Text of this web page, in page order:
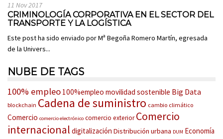
11 Nov 2017
CRIMINOLOGÍA CORPORATIVA EN EL SECTOR DEL
TRANSPORTE Y LA LOGÍSTICA
Este post ha sido enviado por Mª Begoña Romero Martín, egresada
de la Univers...
NUBE DE TAGS
100% empleo 100%empleo movilidad sostenible Big Data
blockchain Cadena de suministro cambio climático
Comercio comercio electrónico comercio exterior Comercio
internacional digitalización Distribución urbana DUM Economía